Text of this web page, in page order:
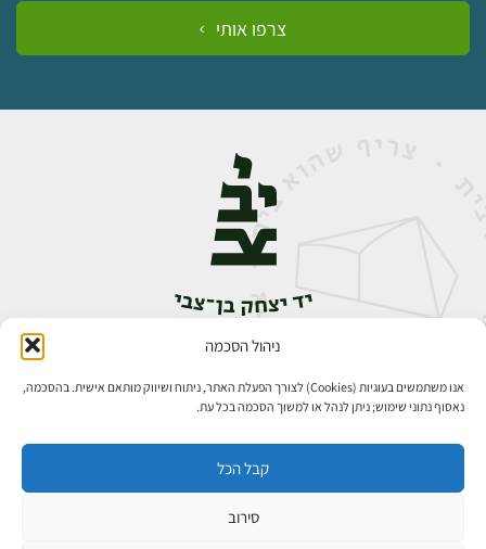
ניהול הסכמה
אנו משתמשים בעוגיות (Cookies) לצורך הפעלת האתר, ניתוח ושיווק מותאם אישית. בהסכמה,
נאסוף נתוני שימוש; ניתן לנהל או למשוך הסכמה בכל עת.
קבל הכל
סירוב
צרפו אותי
אבן גבירול 14, רחביה, ירושלים